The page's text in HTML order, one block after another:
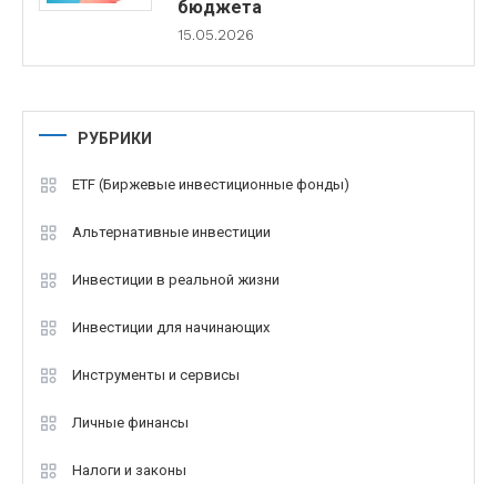
бюджета
15.05.2026
РУБРИКИ
ETF (Биржевые инвестиционные фонды)
Альтернативные инвестиции
Инвестиции в реальной жизни
Инвестиции для начинающих
Инструменты и сервисы
Личные финансы
Налоги и законы